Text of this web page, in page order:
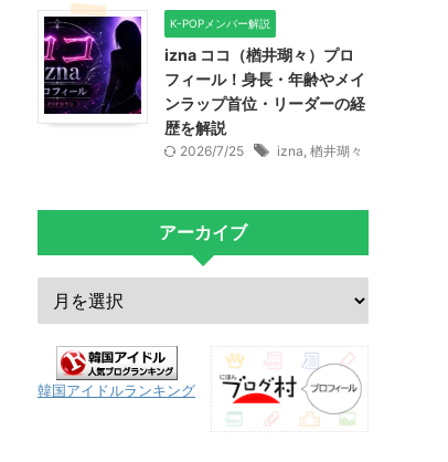
K-POPメンバー解説
izna ココ（楢井瑚々）プロ
フィール！身長・年齢やメイ
ンラップ首位・リーダーの経
歴を解説
2026/7/25 izna, 楢井瑚々
アーカイブ
韓国アイドルランキング